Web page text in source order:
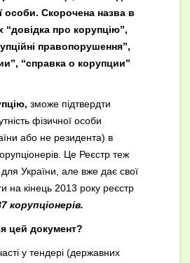
особи. Скорочена назва в
про корупцію”,
правопорушення”,
“справка о корупции”
зможе підтвердти
фізичної особи
або не резидента) в
Це Реєстр теж
України, але вже дає свої
на кінець 2013 року реєстр
корупціонерів.
цей документ?
у тендері (державних